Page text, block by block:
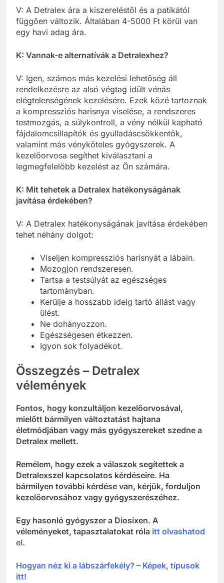
V: A Detralex ára a kiszereléstől és a patikától
függően változik. Általában 4-5000 Ft körül van
egy havi adag ára.
K: Vannak-e alternatívák a Detralexhez?
V: Igen, számos más kezelési lehetőség áll
rendelkezésre az alsó végtag idült vénás
elégtelenségének kezelésére. Ezek közé tartoznak
a kompressziós harisnya viselése, a rendszeres
testmozgás, a súlykontroll, a vény nélkül kapható
fájdalomcsillapítók és gyulladáscsökkentők,
valamint más vényköteles gyógyszerek. A
kezelőorvosa segíthet kiválasztani a
legmegfelelőbb kezelést az Ön számára.
K: Mit tehetek a Detralex hatékonyságának
javítása érdekében?
V: A Detralex hatékonyságának javítása érdekében
tehet néhány dolgot:
Viseljen kompressziós harisnyát a lábain.
Mozogjon rendszeresen.
Tartsa a testsúlyát az egészséges
tartományban.
Kerülje a hosszabb ideig tartó állást vagy
ülést.
Ne dohányozzon.
Egészségesen étkezzen.
Igyon sok folyadékot.
Összegzés – Detralex
vélemények
Fontos, hogy konzultáljon kezelőorvosával,
mielőtt bármilyen változtatást hajtana
életmódjában vagy más gyógyszereket szedne a
Detralex mellett.
Remélem, hogy ezek a válaszok segítettek a
Detralexszel kapcsolatos kérdéseire. Ha
bármilyen további kérdése van, kérjük, forduljon
kezelőorvosához vagy gyógyszerészéhez.
Egy hasonló gyógyszer a Diosixen. A
véleményeket, tapasztalatokat róla itt olvashatod
el.
Hogyan néz ki a lábszárfekély? – Képek, típusok
itt!